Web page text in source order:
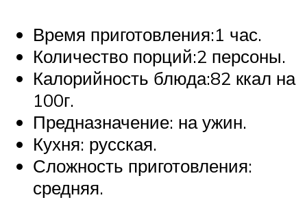
Время приготовления:1 час.
Количество порций:2 персоны.
Калорийность блюда:82 ккал на
100г.
Предназначение: на ужин.
Кухня: русская.
Сложность приготовления:
средняя.